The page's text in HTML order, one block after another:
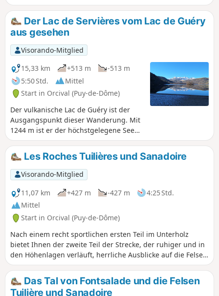
Der Lac de Servières vom Lac de Guéry
aus gesehen
Visorando-Mitglied
15,33 km
+513 m
-513 m
5:50 Std.
Mittel
Start in Orcival (Puy-de-Dôme)
Der vulkanische Lac de Guéry ist der
Ausgangspunkt dieser Wanderung. Mit
1244 m ist er der höchstgelegene See
der Auvergne. Im Laufe der Wanderung
folgen Sie dem Kamm bis zum Lac de
Servières. Bitte beachten Sie, dassdie
Route des GR® 30 seit 2022 geändert
wurde. Mehrere Abschnitte wurden
umgeleitet und entsprechen nicht mehr
den IGN-Karten.
Les Roches Tuilières und Sanadoire
Visorando-Mitglied
11,07 km
+427 m -427 m
4:25 Std.
Mittel
Start in Orcival (Puy-de-Dôme)
Nach einem recht sportlichen ersten Teil im Unterholz
bietet Ihnen der zweite Teil der Strecke, der ruhiger und in
den Höhenlagen verläuft, herrliche Ausblicke auf die Felsen
Tuilière und Sanadoire, echte geologische
Sehenswürdigkeiten, und das ruhige Tal des Baches
Fontsalade.
Das Tal von Fontsalade und die Felsen
Tuilière und Sanadoire